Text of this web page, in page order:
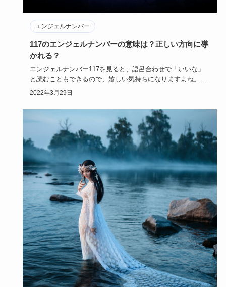
エンジェルナンバー
117のエンジェルナンバーの意味は？正しい方向に導
かれる？
エンジェルナンバー117を見ると、語呂合わせで「いいな」
と読むこともできるので、嬉しい気持ちになりますよね。そ
んなエンジェ…
2022年3月29日